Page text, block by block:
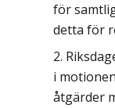
för
detta för
i
åtgärder